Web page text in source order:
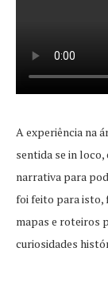
A experiência na
sentida se in
narrativa para
foi feito para isto,
mapas e roteiros
curiosidades